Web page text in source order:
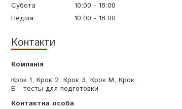
Субота
10:00
18:00
Неділя
10:00 18:00
Контакти
Крок 1, Крок 2, Крок 3, Крок М, Крок
Б - тесты для подготовки